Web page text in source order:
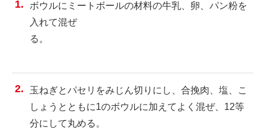
ボウルにミートボールの材料の牛乳、卵、パン粉を
入れて混ぜ
る。
玉ねぎとパセリをみじん切りにし、合挽肉、塩、こ
しょうとともに1のボウルに加えてよく混ぜ、12等
分にして丸める。